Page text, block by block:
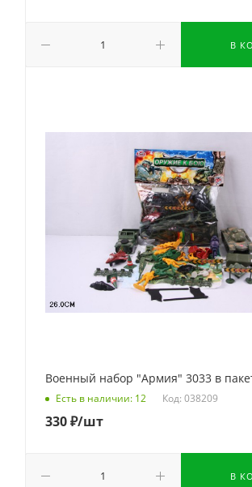
В
Военный набор "Армия" 3033 в
Есть в наличии: 12 Код: 038209
330₽/шт
В